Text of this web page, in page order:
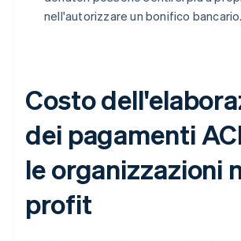
nell'autorizzare un bonifico bancario.
Costo
dei pagamenti
le organizzazioni
profit